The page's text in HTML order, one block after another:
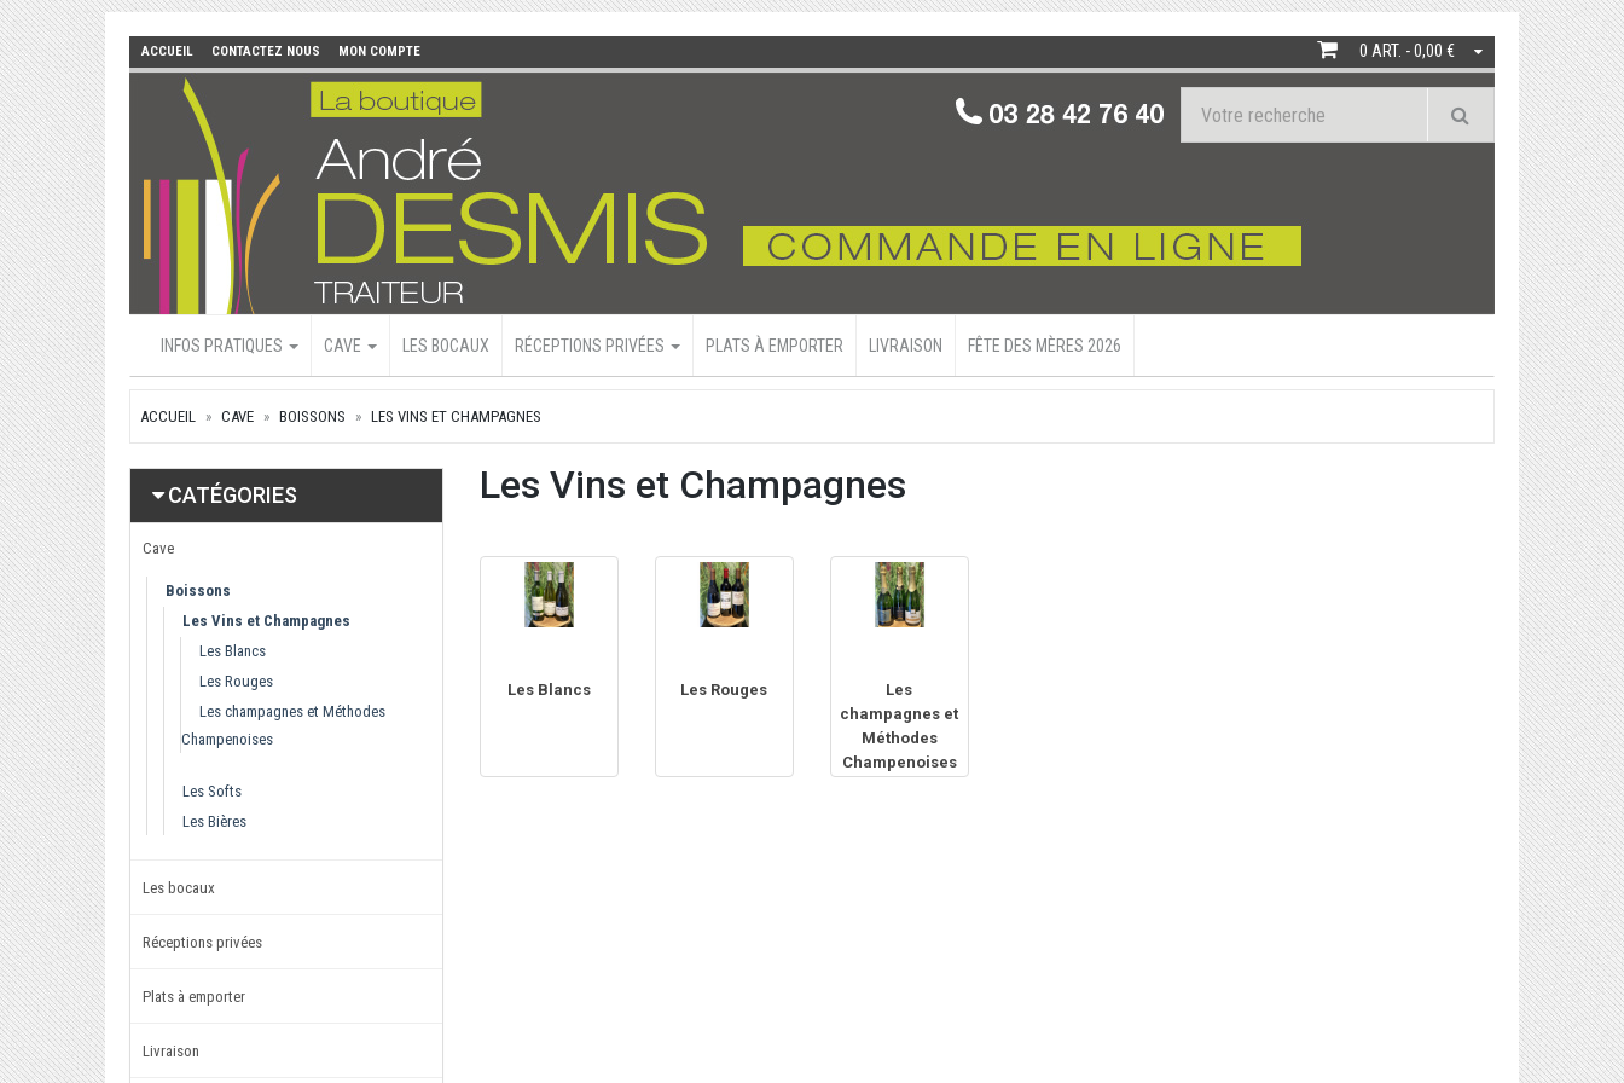
ACCUEIL CONTACTEZ NOUS MON COMPTE 0 ART. - 0,00 €
INFOS PRATIQUES CAVE LES BOCAUX RÉCEPTIONS PRIVÉES PLATS À EMPORTER LIVRAISON FÊTE DES MÈRES 2026
ACCUEIL CAVE BOISSONS LES VINS ET CHAMPAGNES
CATÉGORIES
Cave
Boissons
Les Vins et Champagnes
Les Blancs
Les Rouges
Les champagnes et Méthodes
Champenoises
Les Softs
Les Bières
Les bocaux
Réceptions privées
Plats à emporter
Livraison
Les Vins et Champagnes
Les Blancs Les Rouges
Les
champagnes et
Méthodes
Champenoises